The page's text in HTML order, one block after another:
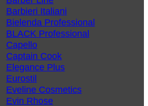
Barbieri Italiani
Bielenda Professional
BLACK Professional
Capello
Captain Cook
Elegance Plus
Eurostil
Eveline Cosmetics
Evin Rhose